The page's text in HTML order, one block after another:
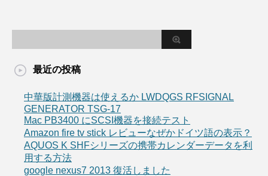
最近の投稿
中華版計測機器は使えるか LWDQGS RFSIGNAL
GENERATOR TSG-17
Mac PB3400 にSCSI機器を接続テスト
Amazon fire tv stick レビューなぜかドイツ語の表示？
AQUOS K SHFシリーズの携帯カレンダーデータを利
用する方法
google nexus7 2013 復活しました